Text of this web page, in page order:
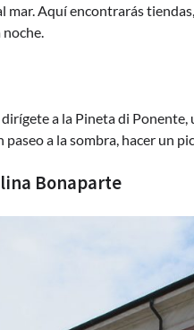
mar. Aquí encontrarás
dirígete a la Pineta di
paseo a la sombra, hacer un
Bonaparte